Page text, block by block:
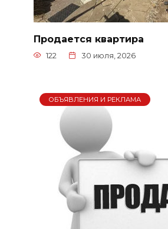
Продается квартира
122 30 июля, 2026
ОБЪЯВЛЕНИЯ И РЕКЛАМА